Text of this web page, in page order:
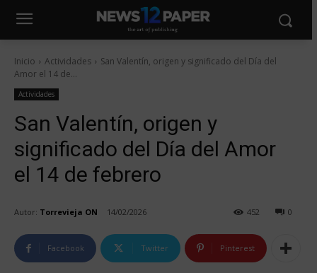
Inicio Actividades
San Valentín, origen y significado del Día del
Amor el 14 de...
Actividades
San Valentín, origen y
significado del Día del Amor
el 14 de febrero
Autor: Torrevieja ON 14/02/2026 0
452
Facebook Twitter Pinterest